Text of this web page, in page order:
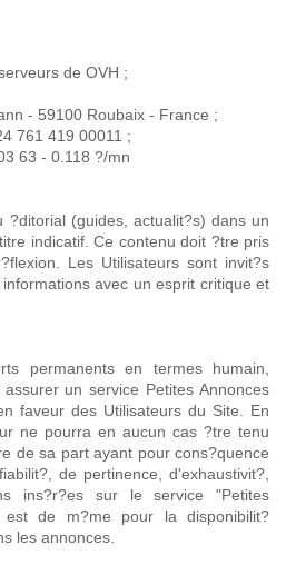
de OVH ;
- 59100 Roubaix - France ;
761 419 00011 ;
63 - 0.118 ?/mn
?ditorial (guides, actualit?s) dans un
indicatif. Ce contenu doit ?tre pris
Les Utilisateurs sont invit?s
avec un esprit critique et
permanents en termes humain,
un service Petites Annonces
faveur des Utilisateurs du Site. En
ne pourra en aucun cas ?tre tenu
de sa part ayant pour cons?quence
de pertinence, d'exhaustivit?,
ins?r?es sur le service "Petites
de m?me pour la disponibilit?
les annonces.